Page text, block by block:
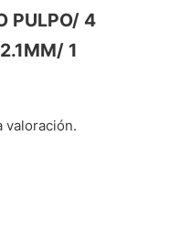
PULPO/ 4
1
valoración.